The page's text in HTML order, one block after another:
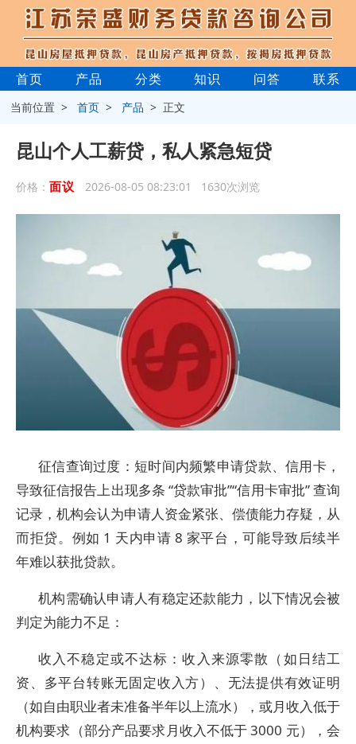
首页 产品 分类 知识 问答 联系
当前位置 >首页 > 产品 > 正文
昆山个人工薪贷，私人紧急短贷
价格： 面议 2026-08-05 08:23:01 1630次浏览
征信查询过度：短时间内频繁申请贷款、信用卡，
导致征信报告上出现多条 “贷款审批”“信用卡审批” 查询
记录，机构会认为申请人资金紧张、偿债能力存疑，从
而拒贷。例如 1 天内申请 8 家平台，可能导致后续半
年难以获批贷款。
机构需确认申请人有稳定还款能力，以下情况会被
判定为能力不足：
收入不稳定或不达标：收入来源零散（如日结工
资、多平台转账无固定收入方）、无法提供有效证明
（如自由职业者未准备半年以上流水），或月收入低于
机构要求（部分产品要求月收入不低于 3000 元），会